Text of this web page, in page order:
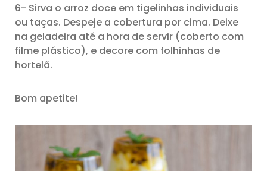
6- Sirva o arroz doce em tigelinhas individuais
ou taças. Despeje a cobertura por cima. Deixe
na geladeira até a hora de servir (coberto com
filme plástico), e decore com folhinhas de
hortelã.
Bom apetite!